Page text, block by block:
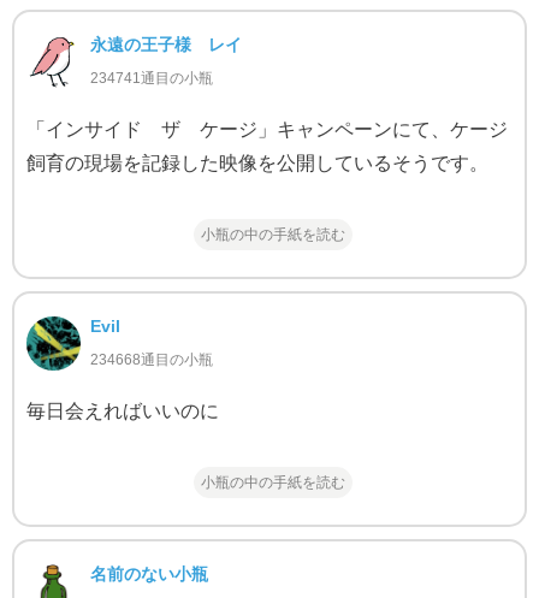
永遠の王子様 レイ
234741通目の小瓶
「インサイド ザ ケージ」キャンペーンにて、ケージ
飼育の現場を記録した映像を公開しているそうです。
小瓶の中の手紙を読む
Evil
234668通目の小瓶
毎日会えればいいのに
小瓶の中の手紙を読む
名前のない小瓶